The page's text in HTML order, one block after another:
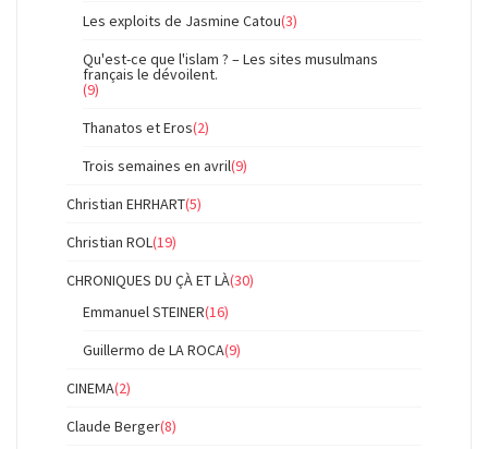
Les exploits de Jasmine Catou(3)
Qu'est-ce que l'islam ? – Les sites musulmans
français le dévoilent.
(9)
Thanatos et Eros(2)
Trois semaines en avril(9)
Christian EHRHART(5)
Christian ROL(19)
CHRONIQUES DU ÇÀ ET LÀ(30)
Emmanuel STEINER(16)
Guillermo de LA ROCA(9)
CINEMA(2)
Claude Berger(8)